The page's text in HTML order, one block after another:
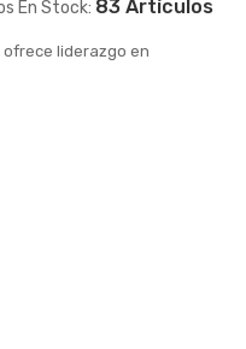
En Stock: 83 Artículos
liderazgo en